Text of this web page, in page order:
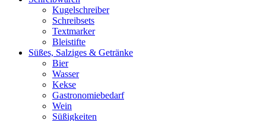
Kugelschreiber
Schreibsets
Textmarker
Bleistifte
Süßes, Salziges & Getränke
Bier
Wasser
Kekse
Gastronomiebedarf
Wein
Süßigkeiten